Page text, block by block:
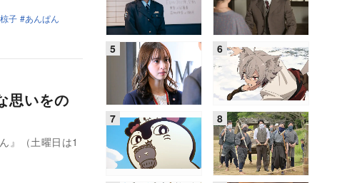
子
あんぱん
思いをの
』（土曜日は1